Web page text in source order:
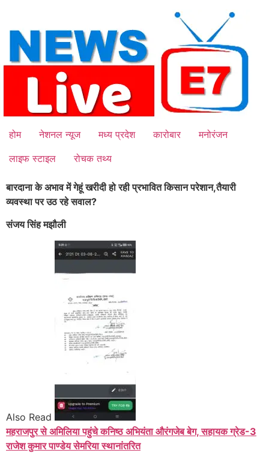
content
होम नेशनल न्यूज मध्य प्रदेश कारोबार
मनोरंजन
लाइफ स्टाइल
रोचक तथ्य
बारदाना के अभाव में गेहूं खरीदी हो रही प्रभावित किसान परेशान,तैयारी
व्यवस्था पर उठ रहे सवाल?
संजय सिंह मझौली
Also Read
महराजपुर से अमिलिया पहुंचे कनिष्ठ अभियंता औरंगजेब बेग, सहायक ग्रेड-3
राजेश कुमार पाण्डेय सेमरिया स्थानांतरित